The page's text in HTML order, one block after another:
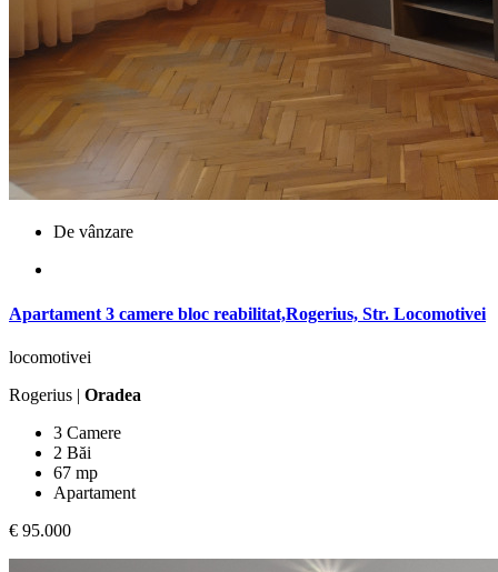
De vânzare
Apartament 3 camere bloc reabilitat,Rogerius, Str. Locomotivei
locomotivei
Rogerius | Oradea
3 Camere
2 Băi
67 mp
Apartament
€ 95.000